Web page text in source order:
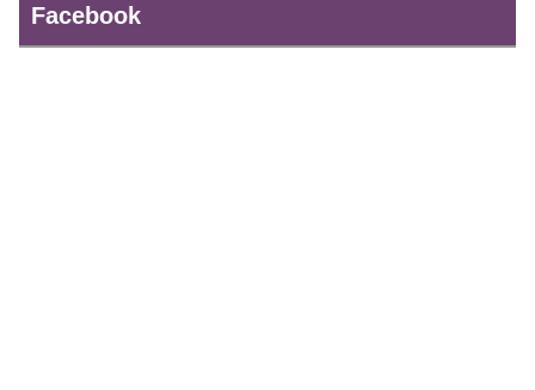
Facebook